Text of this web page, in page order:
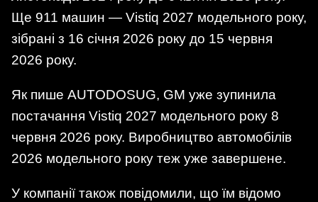
Ще 911 машин — Vistiq 2027 модельного року,
зібрані з 16 січня 2026 року до 15 червня
2026 року.
Як пише AUTODOSUG, GM уже зупинила
постачання Vistiq 2027 модельного року 8
червня 2026 року. Виробництво автомобілів
2026 модельного року теж уже завершене.
У компанії також повідомили, що їм відомо